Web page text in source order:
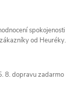
spokojenosti
od Heuréky.
8. dopravu zadarmo